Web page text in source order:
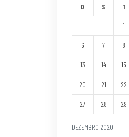
DEZEMBRO 2020
D S T
1
6 7 8
13 14 15
20 21 22
27 28 29